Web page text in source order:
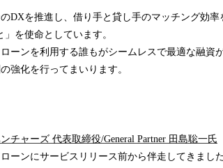
DXを推進し、借り手と貸し手のマッチング効
を使命としています。
ーンを利用する誰もがシームレスで最適な融資
強化を行ってまいります。
チャーズ 代表取締役/General Partner 田島聡一氏
ーンにサービスリリース前から伴走してきまし